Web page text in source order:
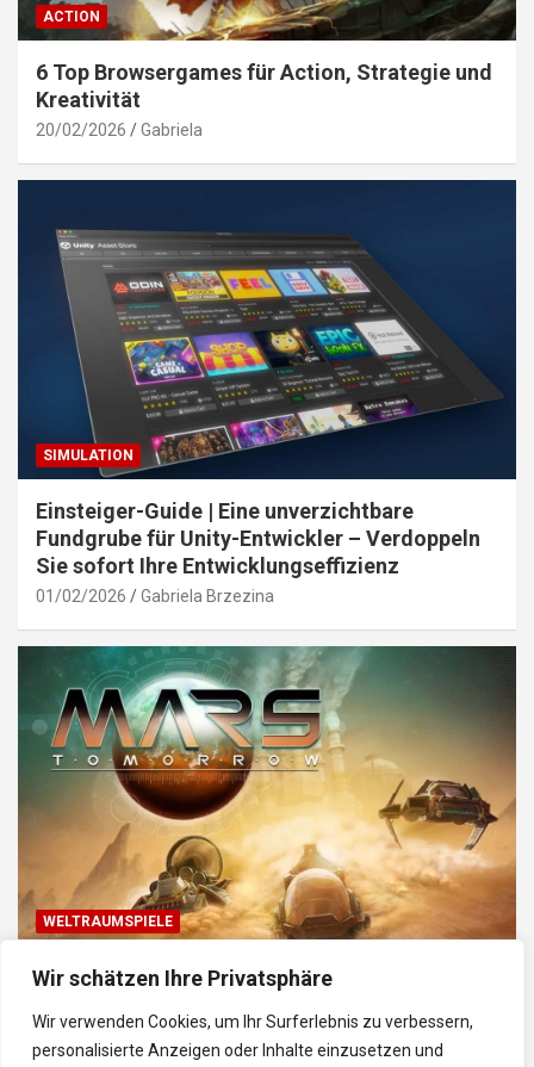
Wir schätzen Ihre Privatsphäre
Wir verwenden Cookies, um Ihr Surferlebnis zu verbessern,
personalisierte Anzeigen oder Inhalte einzusetzen und
ACTION
6 Top Browsergames für Action, Strategie und
Kreativität
20/02/2026 Gabriela
SIMULATION
Einsteiger-Guide | Eine unverzichtbare
Fundgrube für Unity-Entwickler – Verdoppeln
Sie sofort Ihre Entwicklungseffizienz
01/02/2026 Gabriela Brzezina
WELTRAUMSPIELE
Top Weltraum-Browser-Spiele: Erkunde, baue